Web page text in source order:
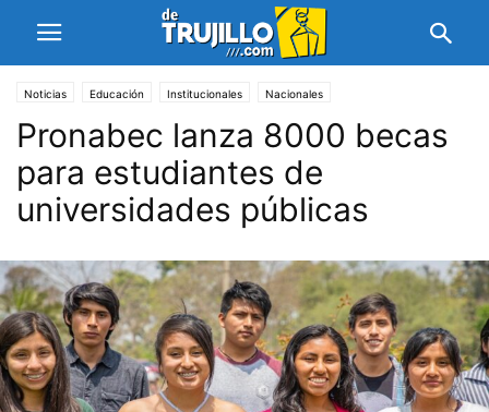
Noticias Educación Institucionales Nacionales
Pronabec lanza 8000 becas
para estudiantes de
universidades públicas